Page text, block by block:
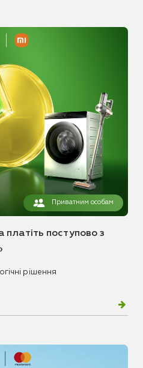
Приватним особам
платіть поступово з
рішення